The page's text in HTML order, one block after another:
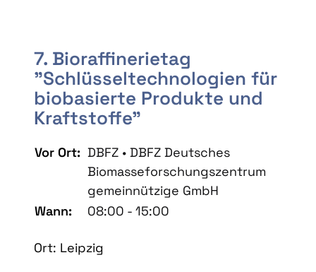
7. Bioraffinerietag
"Schlüsseltechnologien für
biobasierte Produkte und
Kraftstoffe"
Vor Ort: DBFZ • DBFZ Deutsches
Biomasseforschungszentrum
gemeinnützige GmbH
Wann:
08:00 - 15:00
Ort: Leipzig